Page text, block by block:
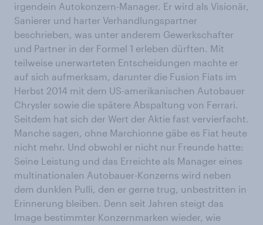
irgendein Autokonzern-Manager. Er wird als Visionär,
Sanierer und harter Verhandlungspartner
beschrieben, was unter anderem Gewerkschafter
und Partner in der Formel 1 erleben dürften. Mit
teilweise unerwarteten Entscheidungen machte er
auf sich aufmerksam, darunter die Fusion Fiats im
Herbst 2014 mit dem US-amerikanischen Autobauer
Chrysler sowie die spätere Abspaltung von Ferrari.
Seitdem hat sich der Wert der Aktie fast vervierfacht.
Manche sagen, ohne Marchionne gäbe es Fiat heute
nicht mehr. Und obwohl er nicht nur Freunde hatte:
Seine Leistung und das Erreichte als Manager eines
multinationalen Autobauer-Konzerns wird neben
dem dunklen Pulli, den er gerne trug, unbestritten in
Erinnerung bleiben. Denn seit Jahren steigt das
Image bestimmter Konzernmarken wieder, wie